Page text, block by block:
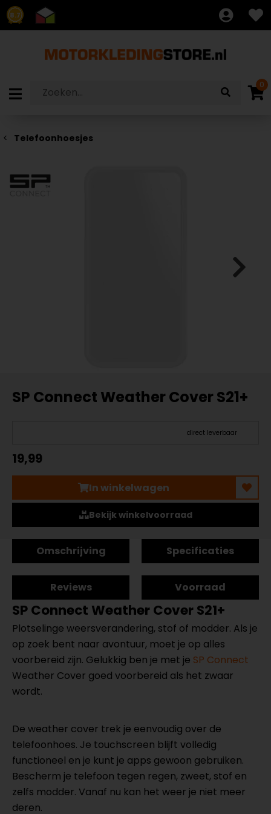
8.7
0
Telefoonhoesjes
SP Connect Weather Cover S21+
direct leverbaar
19,99
In winkelwagen
Bekijk winkelvoorraad
Omschrijving Specificaties
Reviews Voorraad
SP Connect Weather Cover S21+
Plotselinge weersverandering, stof of modder. Als je
op zoek bent naar avontuur, moet je op alles
voorbereid zijn. Gelukkig ben je met je SP Connect
Weather Cover goed voorbereid als het zwaar
wordt.
De weather cover trek je eenvoudig over de
telefoonhoes. Je touchscreen blijft volledig
functioneel en je kunt je apps gewoon gebruiken.
Bescherm je telefoon tegen regen, zweet, stof en
zelfs modder. Vanaf nu kan het weer je niet meer
deren.